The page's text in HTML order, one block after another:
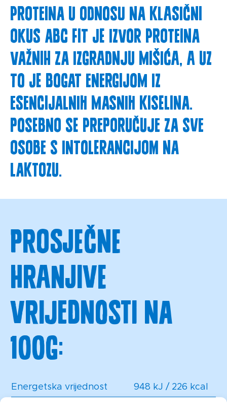
proteina u odnosu na klasični
okus ABC fit je izvor proteina
važnih za izgradnju mišića, a uz
to je bogat energijom iz
esencijalnih masnih kiselina.
Posebno se preporučuje za sve
osobe s intolerancijom na
laktozu.
Prosječne
hranjive
vrijednosti na
100g:
Energetska vrijednost 948 kJ / 226 kcal